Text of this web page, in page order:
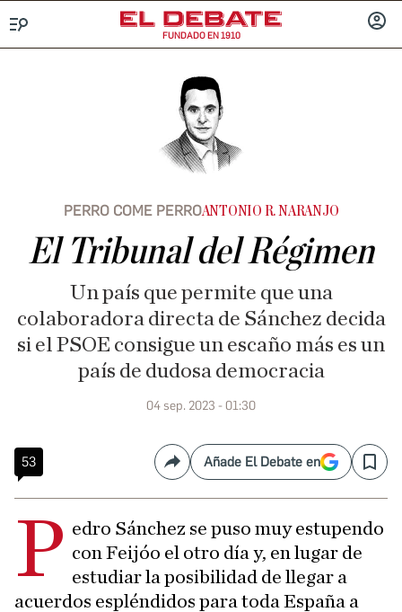
FUNDADO EN 1910
PERRO COME PERROANTONIO R. NARANJO
El Tribunal del Régimen
Un país que permite que una
colaboradora directa de Sánchez decida
si el PSOE consigue un escaño más es un
país de dudosa democracia
04 sep. 2023 - 01:30
53 CompartirAñade El Debate en Save
P edro Sánchez se puso muy estupendo
con Feijóo el otro día y, en lugar de
estudiar la posibilidad de llegar a
acuerdos espléndidos para toda España a